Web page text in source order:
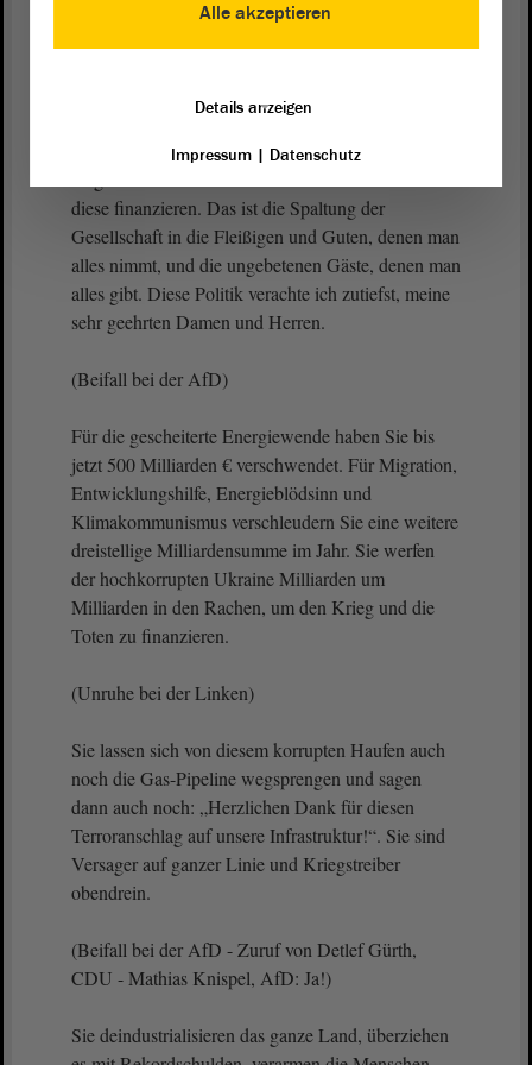
steigenden Sozialbeiträgen überziehen und sie noch
zusammengespart haben. Genau diese Menschen
sollen aber für illegal und unkontrolliert
diese finanzieren. Das ist die Spaltung der
Gesellschaft in die Fleißigen und Guten, denen man
alles nimmt, und die ungebetenen Gäste, denen man
alles gibt. Diese Politik verachte ich zutiefst, meine
sehr geehrten Damen und Herren.
(Beifall bei der AfD)
Für die gescheiterte Energiewende haben Sie bis
jetzt 500 Milliarden € verschwendet. Für Migration,
Entwicklungshilfe, Energieblödsinn und
Klimakommunismus verschleudern Sie eine weitere
dreistellige Milliardensumme im Jahr. Sie werfen
der hochkorrupten Ukraine Milliarden um
Milliarden in den Rachen, um den Krieg und die
Toten zu finanzieren.
(Unruhe bei der Linken)
Sie lassen sich von diesem korrupten Haufen auch
noch die Gas-Pipeline wegsprengen und sagen
dann auch noch: „Herzlichen Dank für diesen
Terroranschlag auf unsere Infrastruktur!“. Sie sind
Versager auf ganzer Linie und Kriegstreiber
obendrein.
(Beifall bei der AfD - Zuruf von Detlef Gürth,
CDU - Mathias Knispel, AfD: Ja!)
Sie deindustrialisieren das ganze Land, überziehen
Alle akzeptieren
Details anzeigen
Impressum| Datenschutz